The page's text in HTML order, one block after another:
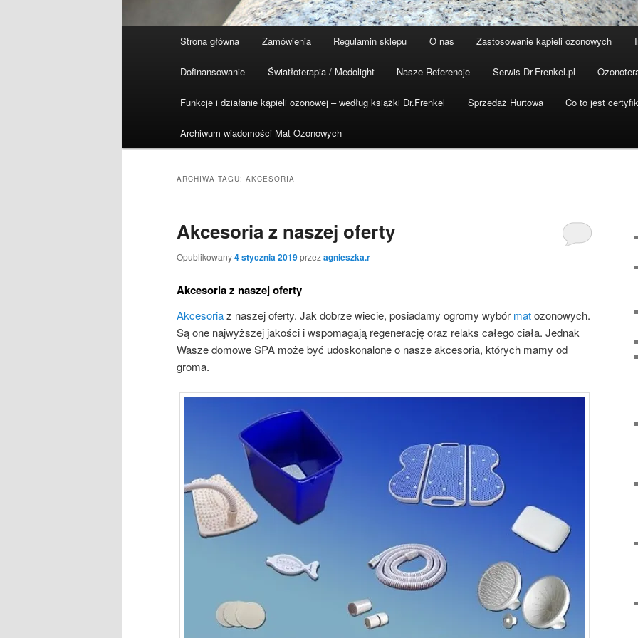
Strona główna Zamówienia Regulamin sklepu O nas Zastosowanie kąpieli ozonowych
Dofinansowanie Światłoterapia / Medolight Nasze Referencje Serwis Dr-Frenkel.pl
Funkcje i działanie kąpieli ozonowej – według książki Dr.Frenkel Sprzedaż Hurtowa Co to jest
Archiwum wiadomości Mat Ozonowych
ARCHIWA TAGU: AKCESORIA
Akcesoria z naszej oferty
Opublikowany4 stycznia 2019przezagnieszka.r
Akcesoria z naszej oferty
Akcesoriaz naszej oferty. Jak dobrze wiecie, posiadamy ogromy wybór matozonowych.
Są one najwyższej jakości i wspomagają regenerację oraz relaks całego ciała. Jednak
Wasze domowe SPA może być udoskonalone o nasze akcesoria, których mamy od
groma.